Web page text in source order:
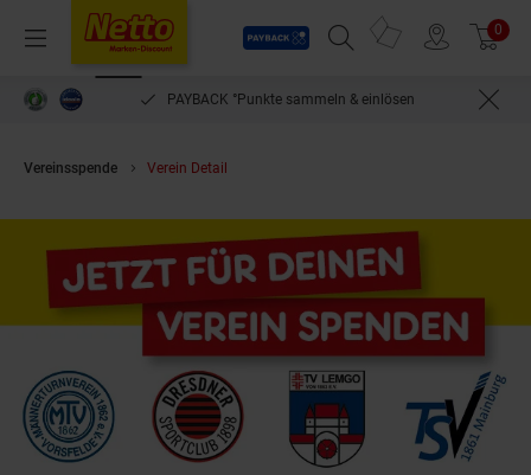
Menü
Payback
Suchfeld einblenden
Prospekte 0
PAYBACK °Punkte sammeln & einlösen
Vereinsspende Verein Detail